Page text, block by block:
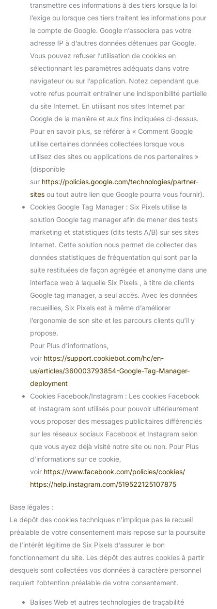
transmettre ces informations à des tiers lorsque la loi
l’exige ou lorsque ces tiers traitent les informations pour
le compte de Google. Google n’associera pas votre
adresse IP à d’autres données détenues par Google.
Vous pouvez refuser l’utilisation de cookies en
sélectionnant les paramètres adéquats dans votre
navigateur ou sur l’application. Notez cependant que
votre refus pourrait entraîner une indisponibilité partielle
du site Internet. En utilisant nos sites Internet par
Google de la manière et aux fins indiquées ci-dessus.
Pour en savoir plus, se référer à « Comment Google
utilise certaines données collectées lorsque vous
utilisez des sites ou applications de nos partenaires »
(disponible
sur https://policies.google.com/technologies/partner-
sites ou tout autre lien que Google pourra vous fournir).
Cookies Google Tag Manager : Six Pixels utilise la
solution Google tag manager afin de mener des tests
marketing et statistiques (dits tests A/B) sur ses sites
Internet. Cette solution nous permet de collecter des
données statistiques de fréquentation qui sont par la
suite restituées de façon agrégée et anonyme dans une
interface web à laquelle Six Pixels , à titre de clients
Google tag manager, a seul accès. Avec les données
recueillies, Six Pixels est à même d’améliorer
l’ergonomie de son site et les parcours clients qu’il y
propose.
Pour Plus d’informations,
voir https://support.cookiebot.com/hc/en-
us/articles/360003793854-Google-Tag-Manager-
deployment
Cookies Facebook/Instagram : Les cookies Facebook
et Instagram sont utilisés pour pouvoir ultérieurement
vous proposer des messages publicitaires différenciés
sur les réseaux sociaux Facebook et Instagram selon
que vous ayez déjà visité notre site ou non. Pour Plus
d’informations sur ce cookie,
voir https://www.facebook.com/policies/cookies/
https://help.instagram.com/519522125107875
Base légales :
Le dépôt des cookies techniques n’implique pas le recueil
préalable de votre consentement mais repose sur la poursuite
de l’intérêt légitime de Six Pixels d’assurer le bon
fonctionnement du site. Les dépôt des autres cookies à partir
desquels sont collectées vos données à caractère personnel
requiert l’obtention préalable de votre consentement.
Balises Web et autres technologies de traçabilité